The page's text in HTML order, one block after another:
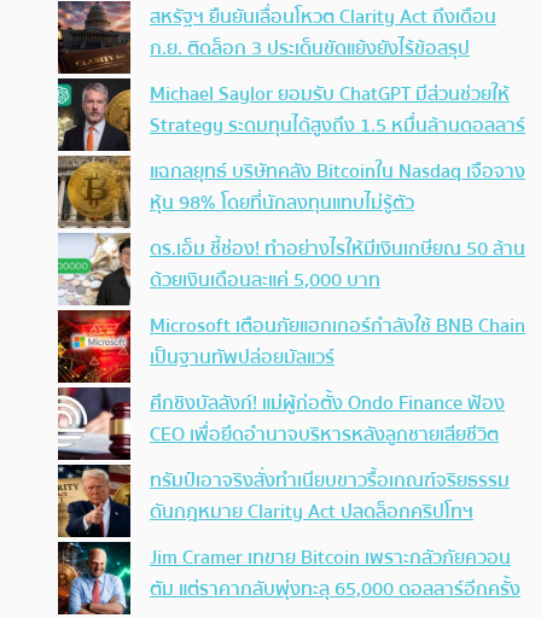
สหรัฐฯ ยืนยันเลื่อนโหวต Clarity Act ถึงเดือน
ก.ย. ติดล็อก 3 ประเด็นขัดแย้งยังไร้ข้อสรุป
Michael Saylor ยอมรับ ChatGPT มีส่วนช่วยให้
Strategy ระดมทุนได้สูงถึง 1.5 หมื่นล้านดอลลาร์
แฉกลยุทธ์ บริษัทคลัง Bitcoinใน Nasdaq เจือจาง
หุ้น 98% โดยที่นักลงทุนแทบไม่รู้ตัว
ดร.เอ็ม ชี้ช่อง! ทำอย่างไรให้มีเงินเกษียณ 50 ล้าน
ด้วยเงินเดือนละแค่ 5,000 บาท
Microsoft เตือนภัยแฮกเกอร์กำลังใช้ BNB Chain
เป็นฐานทัพปล่อยมัลแวร์
ศึกชิงบัลลังก์! แม่ผู้ก่อตั้ง Ondo Finance ฟ้อง
CEO เพื่อยึดอำนาจบริหารหลังลูกชายเสียชีวิต
ทรัมป์เอาจริง สั่งทำเนียบขาวรื้อเกณฑ์จริยธรรม
ดันกฎหมาย Clarity Act ปลดล็อกคริปโทฯ
Jim Cramer เทขาย Bitcoin เพราะกลัวภัยควอน
ตัม แต่ราคากลับพุ่งทะลุ 65,000 ดอลลาร์อีกครั้ง